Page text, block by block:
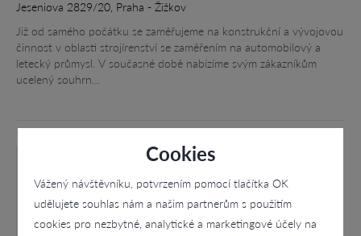
Cookies
Vážený návštěvníku, potvrzením pomocí tlačítka OK
udělujete souhlas nám a našim partnerům s použitím
cookies pro nezbytné, analytické a marketingové účely na
Jeseniova 2829/20, Praha - Žižkov
Již od samého počátku se zaměřujeme na konstrukční a vývojovou
činnost v oblasti strojírenství se zaměřením na automobilový a
letecký průmysl. V současné době nabízíme svým zákazníkům
ucelený souhrn…